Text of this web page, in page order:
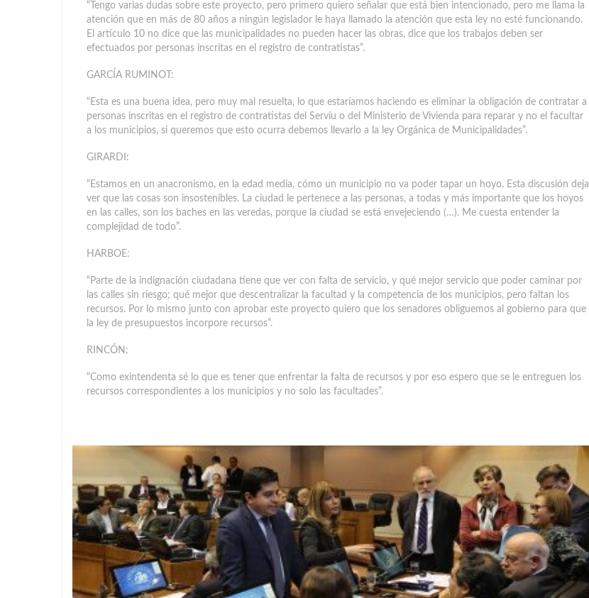
“Tengo varias dudas sobre este proyecto, pero primero quiero señalar que está bien intencionado, pero me llama la
atención que en más de 80 años a ningún legislador le haya llamado la atención que esta ley no esté funcionando.
El artículo 10 no dice que las municipalidades no pueden hacer las obras, dice que los trabajos deben ser
efectuados por personas inscritas en el registro de contratistas”.
GARCÍA RUMINOT:
“Esta es una buena idea, pero muy mal resuelta, lo que estaríamos haciendo es eliminar la obligación de contratar a
personas inscritas en el registro de contratistas del Serviu o del Ministerio de Vivienda para reparar y no el facultar
a los municipios, si queremos que esto ocurra debemos llevarlo a la ley Orgánica de Municipalidades”.
GIRARDI:
“Estamos en un anacronismo, en la edad media, cómo un municipio no va poder tapar un hoyo. Esta discusión deja
ver que las cosas son insostenibles. La ciudad le pertenece a las personas, a todas y más importante que los hoyos
en las calles, son los baches en las veredas, porque la ciudad se está envejeciendo (…). Me cuesta entender la
complejidad de todo”.
HARBOE:
“Parte de la indignación ciudadana tiene que ver con falta de servicio, y qué mejor servicio que poder caminar por
las calles sin riesgo; qué mejor que descentralizar la facultad y la competencia de los municipios, pero faltan los
recursos. Por lo mismo junto con aprobar este proyecto quiero que los senadores obliguemos al gobierno para que
la ley de presupuestos incorpore recursos”.
RINCÓN:
“Como exintendenta sé lo que es tener que enfrentar la falta de recursos y por eso espero que se le entreguen los
recursos correspondientes a los municipios y no solo las facultades”.